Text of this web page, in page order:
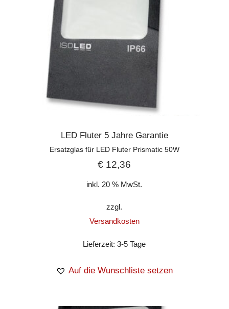
LED Fluter 5 Jahre Garantie
Ersatzglas für LED Fluter Prismatic 50W
€ 12,36
inkl. 20 % MwSt.
zzgl.
Versandkosten
Lieferzeit:3-5 Tage
Auf die Wunschliste setzen